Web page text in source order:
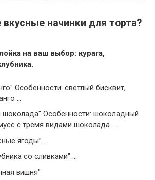
начинки для торта?
на ваш выбор: курага,
Особенности: светлый бисквит,
…
шоколада" Особенности: шоколадный
с тремя видами шоколада …
ягоды” …
со сливками" …
вишня"